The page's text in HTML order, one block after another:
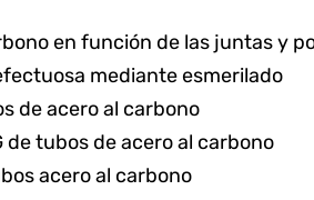
en función de las juntas y
mediante esmerilado
de acero al carbono
de tubos de acero al carbono
acero al carbono